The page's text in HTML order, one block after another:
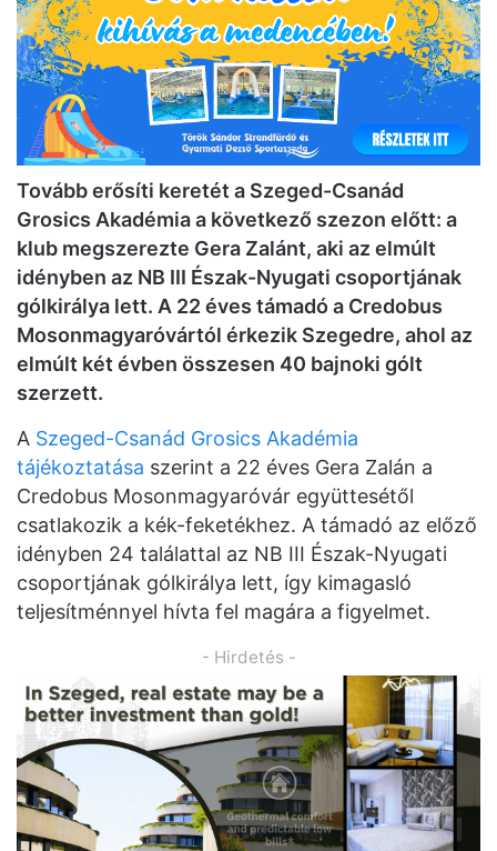
Tovább erősíti keretét a Szeged-Csanád
Grosics Akadémia a következő szezon előtt: a
klub megszerezte Gera Zalánt, aki az elmúlt
idényben az NB III Észak-Nyugati csoportjának
gólkirálya lett. A 22 éves támadó a Credobus
Mosonmagyaróvártól érkezik Szegedre, ahol az
elmúlt két évben összesen 40 bajnoki gólt
szerzett.
A Szeged-Csanád Grosics Akadémia
tájékoztatása szerint a 22 éves Gera Zalán a
Credobus Mosonmagyaróvár együttesétől
csatlakozik a kék-feketékhez. A támadó az előző
idényben 24 találattal az NB III Észak-Nyugati
csoportjának gólkirálya lett, így kimagasló
teljesítménnyel hívta fel magára a figyelmet.
- Hirdetés -